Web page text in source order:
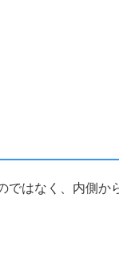
はなく、内側か